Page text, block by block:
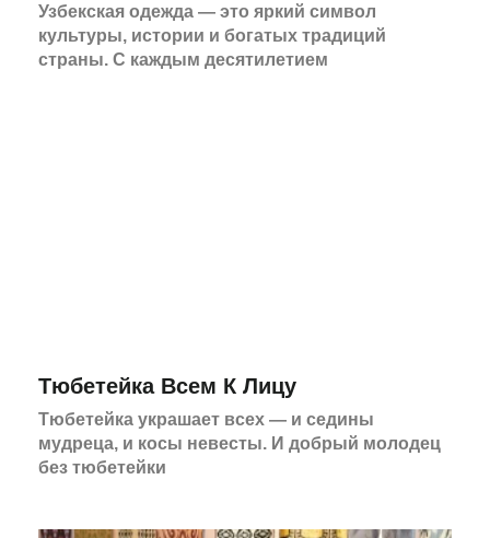
Узбекская одежда — это яркий символ
культуры, истории и богатых традиций
страны. С каждым десятилетием
Тюбетейка Всем К Лицу
Тюбетейка украшает всех — и седины
мудреца, и косы невесты. И добрый молодец
без тюбетейки